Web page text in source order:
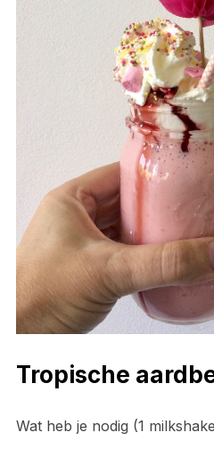
Tropische
Wat heb je nodig (1